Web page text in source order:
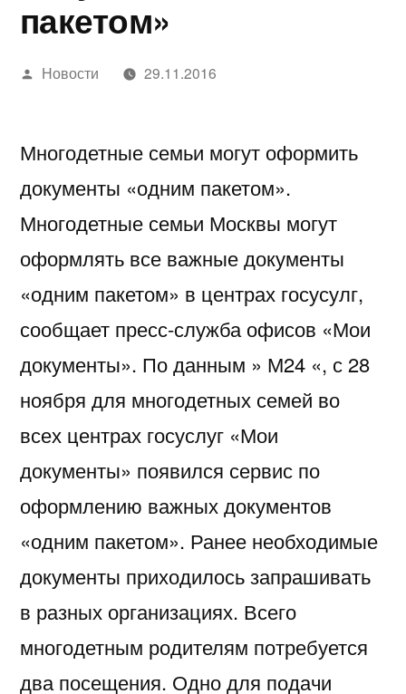
пакетом»
Написано
Новости 29.11.2016
Многодетные семьи могут оформить
документы «одним пакетом».
Многодетные семьи Москвы могут
оформлять все важные документы
«одним пакетом» в центрах госусулг,
сообщает пресс-служба офисов «Мои
документы». По данным » М24 «, с 28
ноября для многодетных семей во
всех центрах госуслуг «Мои
документы» появился сервис по
оформлению важных документов
«одним пакетом». Ранее необходимые
документы приходилось запрашивать
в разных организациях. Всего
многодетным родителям потребуется
два посещения. Одно для подачи